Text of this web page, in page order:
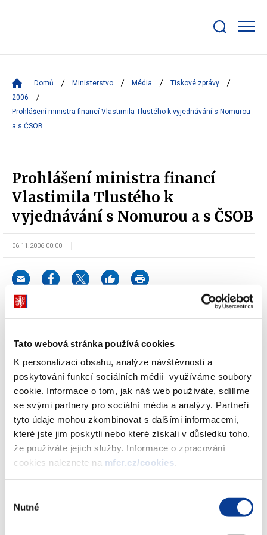
Tato webová stránka používá cookies
K personalizaci obsahu, analýze návštěvnosti a
poskytování funkcí sociálních médií využíváme soubory
cookie. Informace o tom, jak náš web používáte, sdílíme
se svými partnery pro sociální média a analýzy. Partneři
tyto údaje mohou zkombinovat s dalšími informacemi,
které jste jim poskytli nebo které získali v důsledku toho,
že používáte jejich služby. Informace o zpracování
cookies naleznete na mfcr.cz/cookies.
souhlasu
Nutné
bar
Domů Ministerstvo Média
Tiskové zprávy
2006
Prohlášení ministra financí Vlastimila Tlustého k vyjednávání s Nomurou
a s ČSOB
Prohlášení ministra financí
Vlastimila Tlustého k
vyjednávání s Nomurou a s ČSOB
06.11.2006 00:00
„O snaze Ministerstva financí uzavřít trojstrannou dohodu mezi
probíhající arbitráže, jsme informovali veřejnost již v polovině
září“, řekl ministr financí Vlastimil Tlustý.
„Do ukončení vyjednávání mezi Ministerstvem financí, ČSOB a
Nomurou nebudu ani já, ani nikdo jiný vydávat žádné reakce a
komentáře k probíhajícím jednáním. Nechci komentovat ani to,
co nyní pan Zámečník činí, protože stále věřím, že jednání mohou
být úspěšná. Všechna fakta zveřejníme ihned poté, až budou
jednání uzavřena. Rezignaci Miroslava Zámečníka jsem přijal“,
Zobrazeno Doporučeno 356 ×